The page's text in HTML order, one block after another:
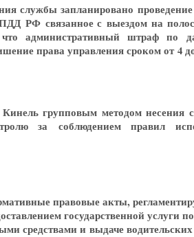
службы запланировано
РФ связанное с выездом на
административный штраф по
права управления сроком от 4
групповым методом несения
за соблюдением правил
правовые акты,
государственной услуги
средствами и выдаче водительских